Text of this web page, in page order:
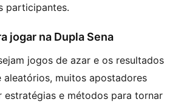
participantes.
jogar na Dupla Sena
jogos de azar e os resultados
aleatórios, muitos apostadores
estratégias e métodos para tornar